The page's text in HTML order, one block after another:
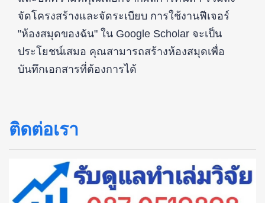
จัดโครงสร้างและจัดระเบียบ การใช้งานฟีเจอร์
"ห้องสมุดของฉัน" ใน Google Scholar จะเป็น
ประโยชน์เสมอ คุณสามารถสร้างห้องสมุดเพื่อ
บันทึกเอกสารที่ต้องการได้
ติดต่อเรา